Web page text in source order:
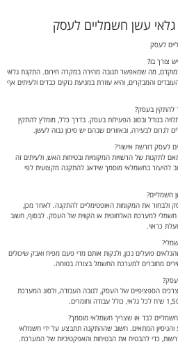
בגודל ובסוג הפעילות בעסק. בדרך כלל, מומלץ להתקין
של הרשויות המקומיות ובטיחות האש, ולעיתים זה
להיעזר בחשמלאי מוסמך שידאג להתקנה מקצועית לפי
את המקומות האופטימליים להתקנה. לאחר מכן,
כראוי.
פועלים נכון, ולנקות אותם מדי פעם מפיח ואבק שיכולים
הספציפיים של העסק, לגובה העבודה, ולסוג המערכת
המתאים. חשוב שההתקנה תתבצע על ידי חשמלאי
כדי להבטיח את הבטיחות והאפקטיביות של המערכת.
על הנושא
הוא חשוב לעסק שלי?
באוויר וזאת במטרה להתריע בפני סיכוני שריפה. התקנה
כמו גם להקפיץ את הביטוח במקרים של נזק.